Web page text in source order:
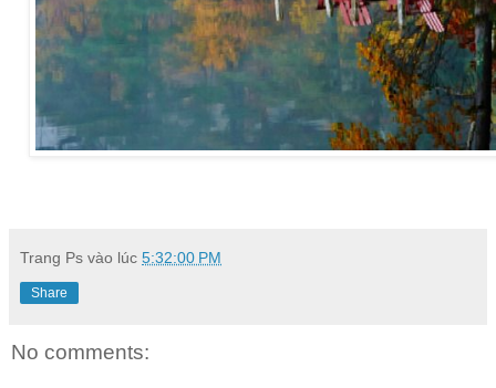
Trang Ps vào lúc 5:32:00 PM
Share
No comments: